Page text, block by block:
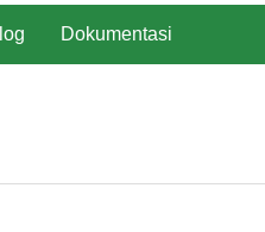
Dokumentasi